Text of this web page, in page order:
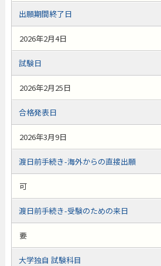
出願期間終了日
2026年2月4日
試験日
2026年2月25日
合格発表日
2026年3月9日
渡日前手続き-海外からの直接出願
可
渡日前手続き-受験のための来日
要
大学独自 試験科目